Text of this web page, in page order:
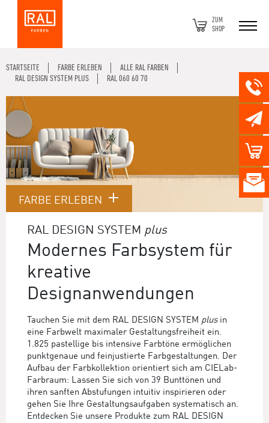
ZUM
SHOP
STARTSEITE FARBE ERLEBEN
ALLE RAL FARBEN
RAL DESIGN SYSTEM PLUS
RAL 060 60 70
FARBE ERLEBEN
RAL DESIGN SYSTEM plus
Modernes Farbsystem für
kreative
Designanwendungen
Tauchen Sie mit dem RAL DESIGN SYSTEM plusin
eine Farbwelt maximaler Gestaltungsfreiheit ein.
1.825 pastellige bis intensive Farbtöne ermöglichen
punktgenaue und feinjustierte Farbgestaltungen. Der
Aufbau der Farbkollektion orientiert sich am CIELab-
Farbraum: Lassen Sie sich von 39 Bunttönen und
ihren sanften Abstufungen intuitiv inspirieren oder
gehen Sie Ihre Gestaltungsaufgaben systematisch an.
Entdecken Sie unsere Produkte zum RAL DESIGN